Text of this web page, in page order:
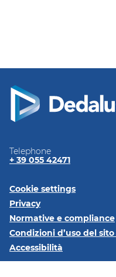
Telephone
+ 39 055 42471
Cookie settings
Privacy
Normative e compliance
Condizioni d’uso del sito
Accessibilità